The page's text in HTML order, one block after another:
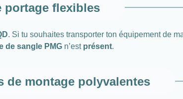
portage flexibles
. Si tu souhaites transporter ton équipement de
de sangle PMG n’est présent.
de montage polyvalentes